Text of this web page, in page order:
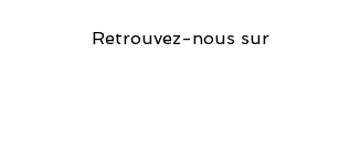
Retrouvez-nous sur